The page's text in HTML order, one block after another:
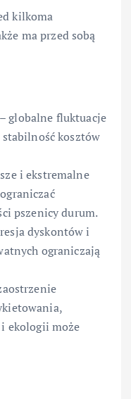
kilkoma
ma przed sobą
globalne fluktuacje
stabilność kosztów
i ekstremalne
pszenicy durum.
dyskontów i
ograniczają
ekologii może